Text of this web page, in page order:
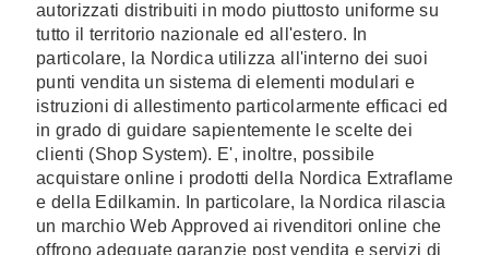
autorizzati distribuiti in modo piuttosto uniforme su
tutto il territorio nazionale ed all'estero. In
particolare, la Nordica utilizza all'interno dei suoi
punti vendita un sistema di elementi modulari e
istruzioni di allestimento particolarmente efficaci ed
in grado di guidare sapientemente le scelte dei
clienti (Shop System). E', inoltre, possibile
acquistare online i prodotti della Nordica Extraflame
e della Edilkamin. In particolare, la Nordica rilascia
un marchio Web Approved ai rivenditori online che
offrono adeguate garanzie post vendita e servizi di